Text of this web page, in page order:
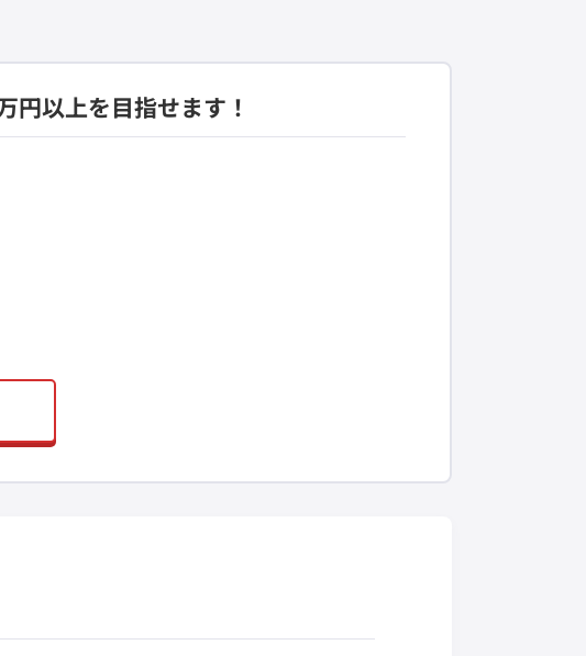
円以上を目指せます！